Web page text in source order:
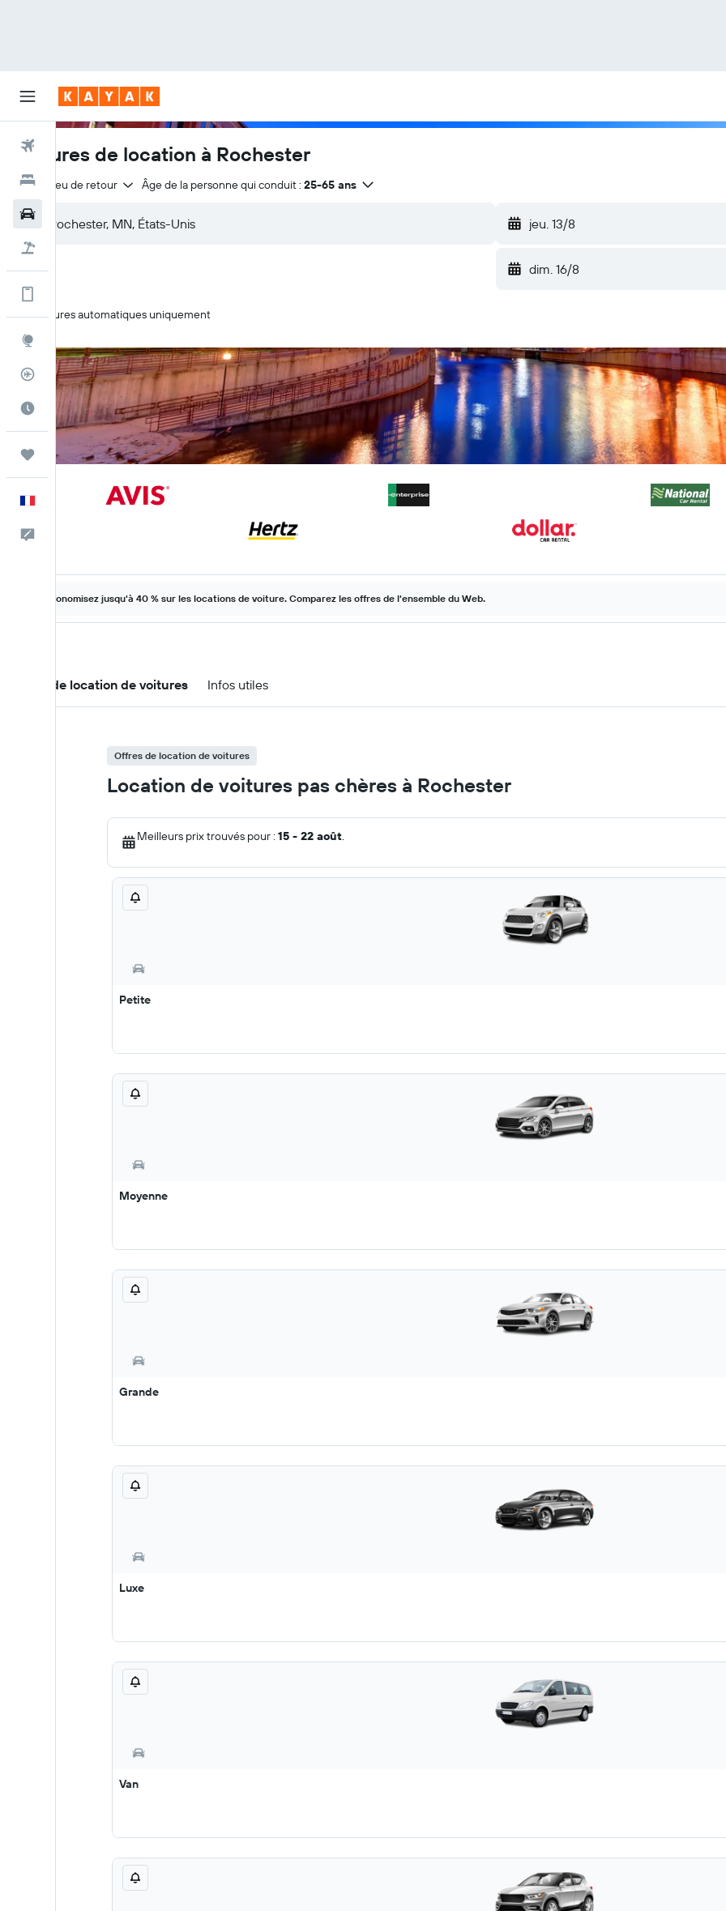
Hôtels
Suivi des vols
Meilleur moment pour voyager
Trips
Voitures de location à Rochester
Même lieu de retour Âge de la personne qui conduit : 25-65 ans
jeu. 13/8
dim. 16/8
Voitures automatiques uniquement
Économisez jusqu'à 40 % sur les locations de voiture. Comparez les offres de l'ensemble du Web.
Offres de location de voitures Infos utiles
Offres de location de voitures
Location de voitures pas chères à Rochester
Meilleurs prix trouvés pour : 15 - 22 août.
Petite
Moyenne
Grande
Luxe
Van